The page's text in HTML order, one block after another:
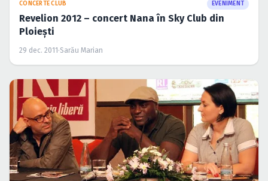
CONCERTE CLUB EVENIMENT
Revelion 2012 – concert Nana în Sky Club din
Ploieşti
29 dec. 2011 ·Sarău Marian